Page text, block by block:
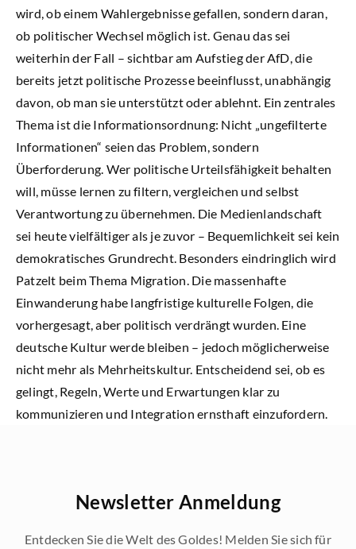
wird, ob einem Wahlergebnisse gefallen, sondern daran,
ob politischer Wechsel möglich ist. Genau das sei
weiterhin der Fall – sichtbar am Aufstieg der AfD, die
bereits jetzt politische Prozesse beeinflusst, unabhängig
davon, ob man sie unterstützt oder ablehnt. Ein zentrales
Thema ist die Informationsordnung: Nicht „ungefilterte
Informationen“ seien das Problem, sondern
Überforderung. Wer politische Urteilsfähigkeit behalten
will, müsse lernen zu filtern, vergleichen und selbst
Verantwortung zu übernehmen. Die Medienlandschaft
sei heute vielfältiger als je zuvor – Bequemlichkeit sei kein
demokratisches Grundrecht. Besonders eindringlich wird
Patzelt beim Thema Migration. Die massenhafte
Einwanderung habe langfristige kulturelle Folgen, die
vorhergesagt, aber politisch verdrängt wurden. Eine
deutsche Kultur werde bleiben – jedoch möglicherweise
nicht mehr als Mehrheitskultur. Entscheidend sei, ob es
gelingt, Regeln, Werte und Erwartungen klar zu
kommunizieren und Integration ernsthaft einzufordern.
Newsletter Anmeldung
Entdecken Sie die Welt des Goldes! Melden Sie sich für